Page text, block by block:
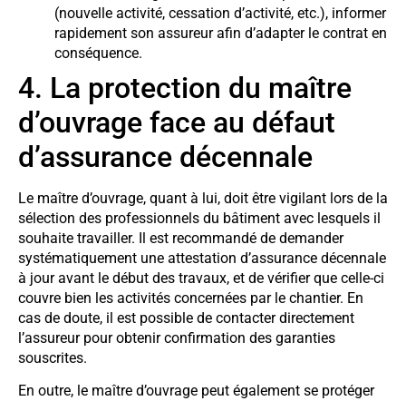
(nouvelle activité, cessation d’activité, etc.), informer
rapidement son assureur afin d’adapter le contrat en
conséquence.
4. La protection du maître
d’ouvrage face au défaut
d’assurance décennale
Le maître d’ouvrage, quant à lui, doit être vigilant lors de la
sélection des professionnels du bâtiment avec lesquels il
souhaite travailler. Il est recommandé de demander
systématiquement une attestation d’assurance décennale
à jour avant le début des travaux, et de vérifier que celle-ci
couvre bien les activités concernées par le chantier. En
cas de doute, il est possible de contacter directement
l’assureur pour obtenir confirmation des garanties
souscrites.
En outre, le maître d’ouvrage peut également se protéger